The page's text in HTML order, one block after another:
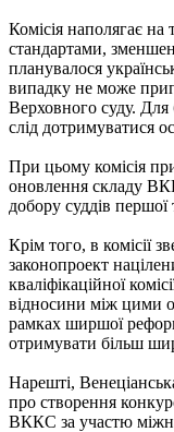
Комісія наполягає
стандартами,
планувалося
випадку не може
Верховного суду. Для
слід дотримуватися
При цьому комісія
оновлення складу
добору суддів першої
Крім того, в комісії
законопроект
кваліфікаційної
відносини між цими
рамках ширшої
отримувати більш
Нарешті,
про створення
ВККС за участю